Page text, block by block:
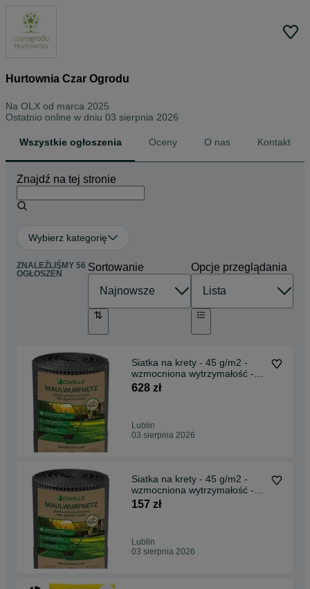
Hurtownia Czar Ogrodu
Na OLX od marca 2025
Ostatnio online w dniu 03 sierpnia 2026
Wszystkie ogłoszenia Oceny O nas Kontakt
Znajdź na tej stronie
Wybierz kategorię
ZNALEŹLIŚMY 56
OGŁOSZEŃ
Sortowanie Opcje przeglądania
Siatka na krety - 45 g/m2 -
wzmocniona wytrzymałość -
siatka przeciw kretom - 2m x
628 zł
Lublin
03 sierpnia 2026
Siatka na krety - 45 g/m2 -
wzmocniona wytrzymałość -
siatka przeciw kretom - 2m x
157 zł
Lublin
03 sierpnia 2026